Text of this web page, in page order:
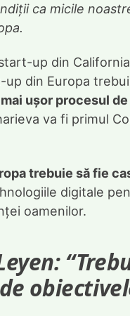
ca micile
up din
din Europa
ușor procesul
va fi primul
trebuie să fie
digitale
oamenilor.